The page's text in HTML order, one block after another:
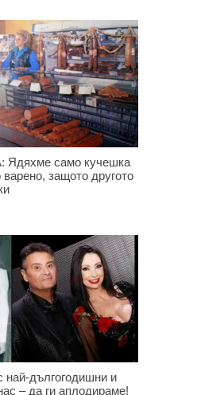
Ядяхме само кучешка
защото другото
най-дългогодишни и
– да ги аплодираме!